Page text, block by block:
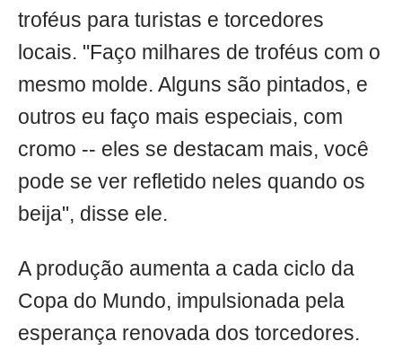
troféus para turistas e torcedores
locais. "Faço milhares de troféus com o
mesmo molde. Alguns são pintados, e
outros eu faço mais especiais, com
cromo -- eles se destacam mais, você
pode se ver refletido neles quando os
beija", disse ele.
A produção aumenta a cada ciclo da
Copa do Mundo, impulsionada pela
esperança renovada dos torcedores.